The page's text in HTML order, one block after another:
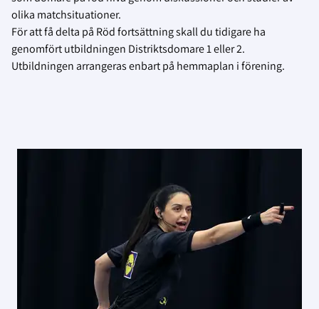
olika matchsituationer.
För att få delta på Röd fortsättning skall du tidigare ha
genomfört utbildningen Distriktsdomare 1 eller 2.
Utbildningen arrangeras enbart på hemmaplan i förening.